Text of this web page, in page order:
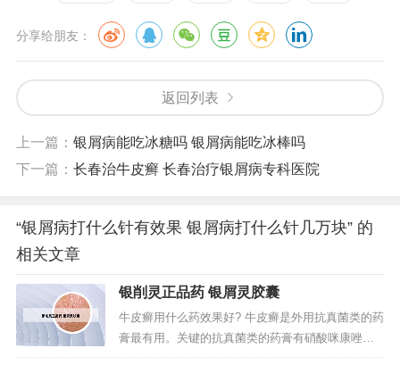
分享给朋友：
返回列表
上一篇： 银屑病能吃冰糖吗 银屑病能吃冰棒吗
下一篇： 长春治牛皮癣 长春治疗银屑病专科医院
“银屑病打什么针有效果 银屑病打什么针几万块” 的
相关文章
银削灵正品药 银屑灵胶囊
牛皮癣用什么药效果好? 牛皮癣是外用抗真菌类的药
膏最有用。关键的抗真菌类的药膏有硝酸咪康唑软
膏、酮康唑软膏、舍他康唑软膏、萘替芬酮康唑软